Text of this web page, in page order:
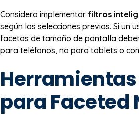
Considera implementar filtros
según las selecciones previas. Si un
facetas de tamaño de pantalla
para teléfonos, no para tablets o
para